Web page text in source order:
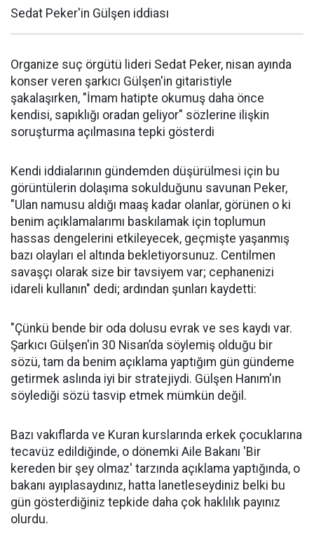
Sedat Peker'in Gülşen iddiası
Organize suç örgütü lideri Sedat Peker, nisan ayında
konser veren şarkıcı Gülşen'in gitaristiyle
şakalaşırken, "İmam hatipte okumuş daha önce
kendisi, sapıklığı oradan geliyor" sözlerine ilişkin
soruşturma açılmasına tepki gösterdi
Kendi iddialarının gündemden düşürülmesi için bu
görüntülerin dolaşıma sokulduğunu savunan Peker,
"Ulan namusu aldığı maaş kadar olanlar, görünen o ki
benim açıklamalarımı baskılamak için toplumun
hassas dengelerini etkileyecek, geçmişte yaşanmış
bazı olayları el altında bekletiyorsunuz. Centilmen
savaşçı olarak size bir tavsiyem var; cephanenizi
idareli kullanın" dedi; ardından şunları kaydetti:
"Çünkü bende bir oda dolusu evrak ve ses kaydı var.
Şarkıcı Gülşen'in 30 Nisan’da söylemiş olduğu bir
sözü, tam da benim açıklama yaptığım gün gündeme
getirmek aslında iyi bir stratejiydi. Gülşen Hanım'ın
söylediği sözü tasvip etmek mümkün değil.
Bazı vakıflarda ve Kuran kurslarında erkek çocuklarına
tecavüz edildiğinde, o dönemki Aile Bakanı 'Bir
kereden bir şey olmaz' tarzında açıklama yaptığında, o
bakanı ayıplasaydınız, hatta lanetleseydiniz belki bu
gün gösterdiğiniz tepkide daha çok haklılık payınız
olurdu.